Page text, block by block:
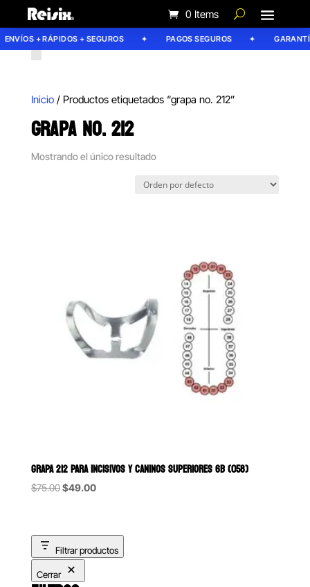
0 Items
ENVÍOS + RÁPIDOS + SEGUROS PAGOS SEGUROS
Inicio/ Productos etiquetados “grapa no. 212”
GRAPA NO. 212
Mostrando el único resultado
GRAPA 212 PARA INCISIVOS Y CANINOS SUPERIORES 6B (058)
$75.00Original
$75.00.
$49.00Current
$49.00.
Filtrar productos
Cerrar